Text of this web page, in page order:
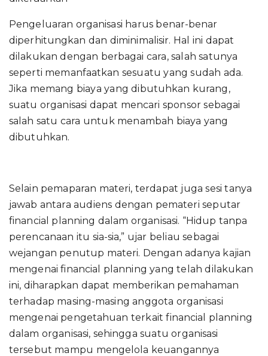
Pengeluaran organisasi harus benar-benar
diperhitungkan dan diminimalisir. Hal ini dapat
dilakukan dengan berbagai cara, salah satunya
seperti memanfaatkan sesuatu yang sudah ada.
Jika memang biaya yang dibutuhkan kurang,
suatu organisasi dapat mencari sponsor sebagai
salah satu cara untuk menambah biaya yang
dibutuhkan.
Selain pemaparan materi, terdapat juga sesi tanya
jawab antara audiens dengan pemateri seputar
financial planning dalam organisasi. “Hidup tanpa
perencanaan itu sia-sia,” ujar beliau sebagai
wejangan penutup materi. Dengan adanya kajian
mengenai financial planning yang telah dilakukan
ini, diharapkan dapat memberikan pemahaman
terhadap masing-masing anggota organisasi
mengenai pengetahuan terkait financial planning
dalam organisasi, sehingga suatu organisasi
tersebut mampu mengelola keuangannya